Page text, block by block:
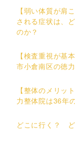
【弱い体質が肩
される症状は、
のか？
【検査重視が基
市小倉南区の徳力
【整体のメリッ
力整体院は36年
どこに行く？